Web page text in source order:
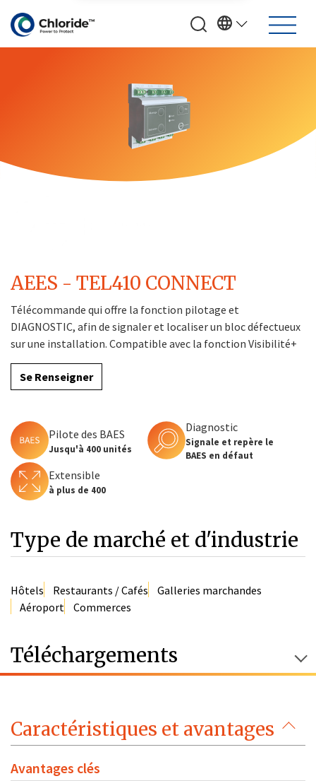
AEES - TEL410 CONNECT
Télécommande qui offre la fonction pilotage et
DIAGNOSTIC, afin de signaler et localiser un bloc défectueux
sur une installation. Compatible avec la fonction Visibilité+
Se Renseigner
Pilote des BAES
Jusqu'à 400 unités
Diagnostic
Signale et repère le
BAES en défaut
Extensible
à plus de 400
Type de marché et d'industrie
Hôtels Restaurants / Cafés
Galleries marchandes
Aéroport
Commerces
Téléchargements
Caractéristiques et avantages
Avantages clés